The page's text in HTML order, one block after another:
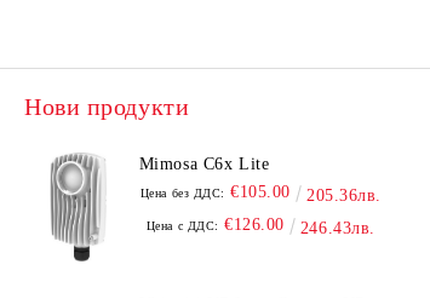
Нови продукти
Mimosa C6x Lite
Цена без ДДС: €105.00 205.36лв.
Цена с ДДС: €126.00 246.43лв.